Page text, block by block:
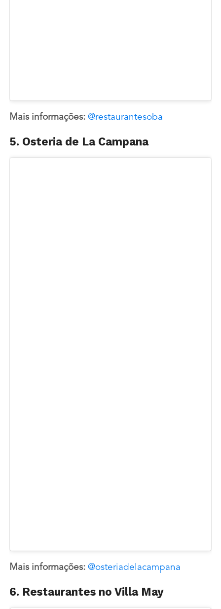
Mais informações: @restaurantesoba
5. Osteria de La Campana
Mais informações: @osteriadelacampana
6. Restaurantes no Villa May